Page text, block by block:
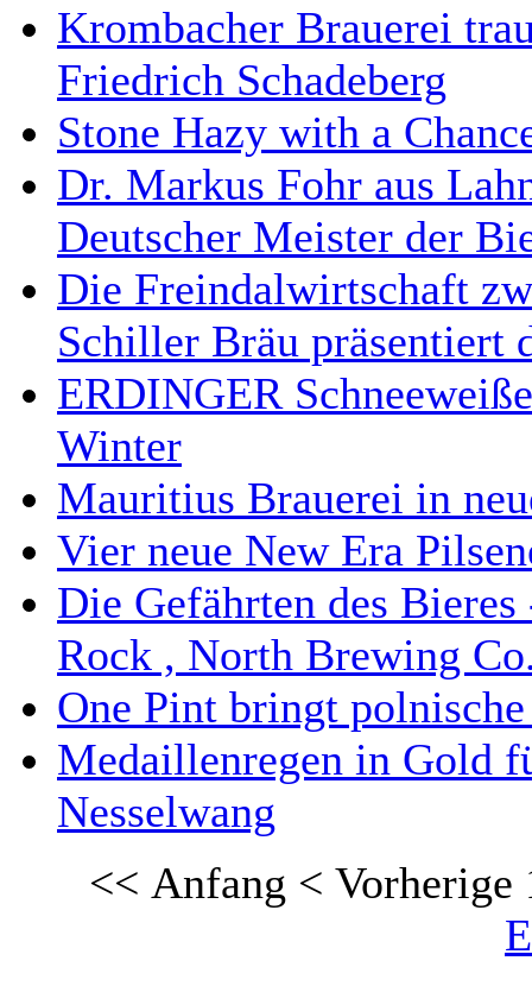
Krombacher Brauerei
Friedrich Schadeberg
Stone Hazy with a
Dr. Markus Fohr aus
Deutscher Meister der
Die Freindalwirtschaft
Schiller Bräu präsentiert
ERDINGER
Winter
Mauritius Brauerei in
Vier neue New Era
Die Gefährten des
Rock , North Brewing
One Pint bringt
Medaillenregen in Gold
Nesselwang
<< Anfang < Vorherige